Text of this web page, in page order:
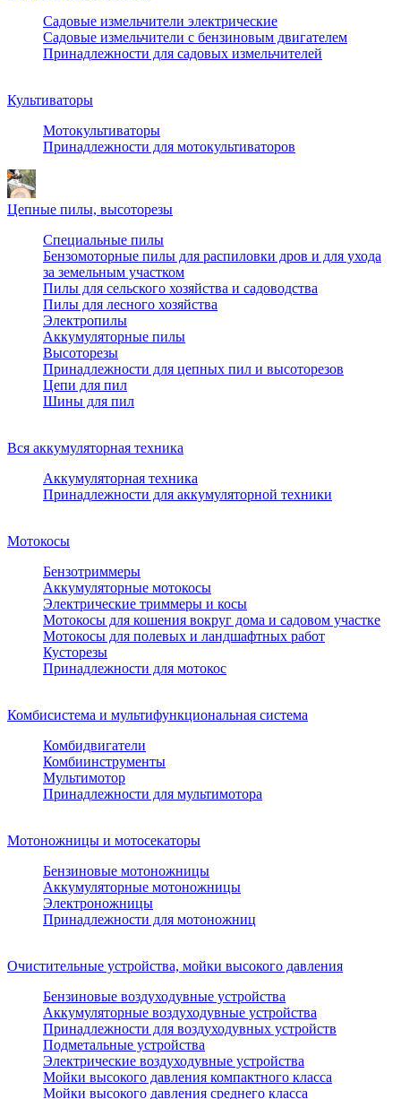
Садовые измельчители электрические
Садовые измельчители с бензиновым двигателем
Принадлежности для садовых измельчителей
Культиваторы
Мотокультиваторы
Принадлежности для мотокультиваторов
Цепные пилы, высоторезы
Специальные пилы
Бензомоторные пилы для распиловки дров и для ухода
за земельным участком
Пилы для сельского хозяйства и садоводства
Пилы для лесного хозяйства
Электропилы
Аккумуляторные пилы
Высоторезы
Принадлежности для цепных пил и высоторезов
Цепи для пил
Шины для пил
Вся аккумуляторная техника
Аккумуляторная техника
Принадлежности для аккумуляторной техники
Мотокосы
Бензотриммеры
Аккумуляторные мотокосы
Электрические триммеры и косы
Мотокосы для кошения вокруг дома и садовом участке
Мотокосы для полевых и ландшафтных работ
Кусторезы
Принадлежности для мотокос
Комбисистема и мультифункциональная система
Комбидвигатели
Комбиинструменты
Мультимотор
Принадлежности для мультимотора
Мотоножницы и мотосекаторы
Бензиновые мотоножницы
Аккумуляторные мотоножницы
Электроножницы
Принадлежности для мотоножниц
Очистительные устройства, мойки высокого давления
Бензиновые воздуходувные устройства
Аккумуляторные воздуходувные устройства
Принадлежности для воздуходувных устройств
Подметальные устройства
Электрические воздуходувные устройства
Мойки высокого давления компактного класса
Мойки высокого давления среднего класса